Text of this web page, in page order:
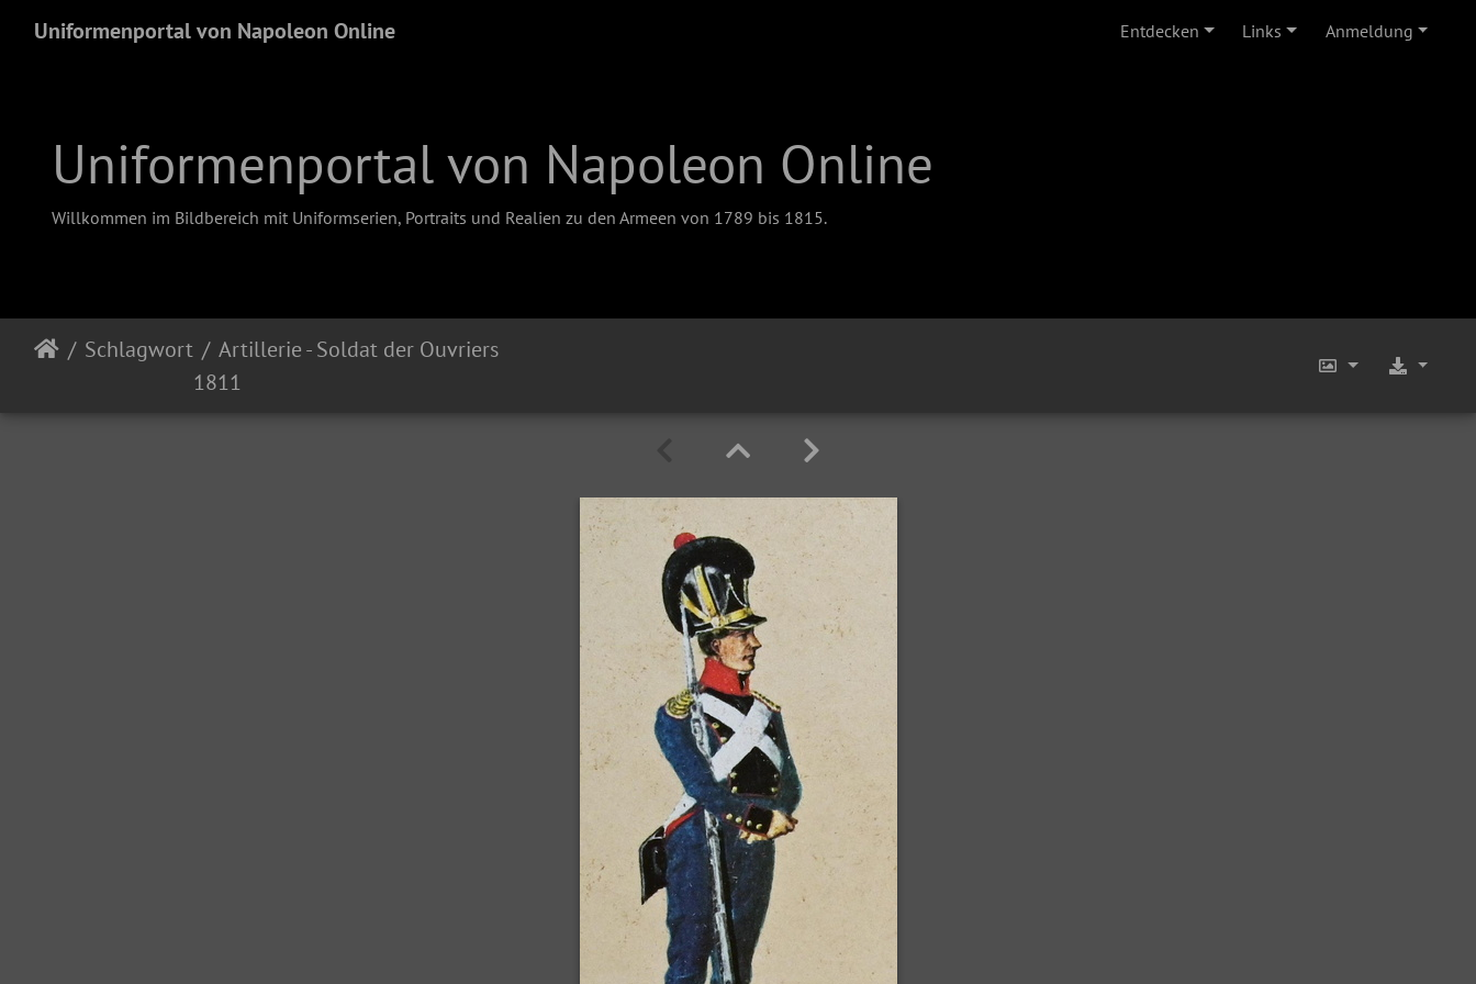
Uniformenportal von Napoleon Online Entdecken Links Anmeldung
Uniformenportal von Napoleon Online
Willkommen im Bildbereich mit Uniformserien, Portraits und Realien zu den Armeen von 1789 bis 1815.
Schlagwort
Artillerie - Soldat der Ouvriers
1811